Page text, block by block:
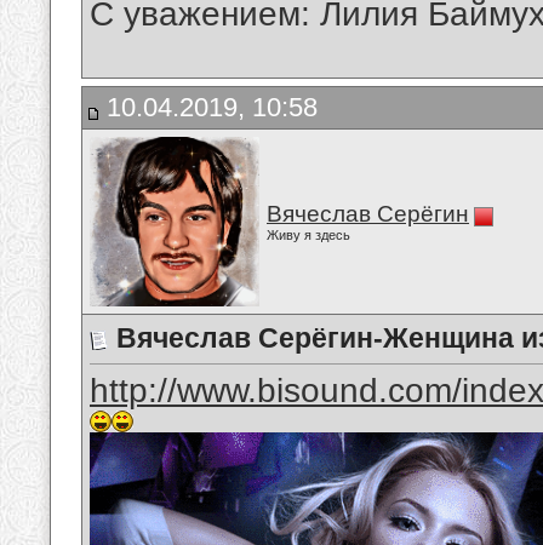
С уважением: Лилия
10.04.2019, 10:58
Вячеслав Серёгин
Живу я здесь
Вячеслав Серёгин-Женщина
http://www.bisound.com/